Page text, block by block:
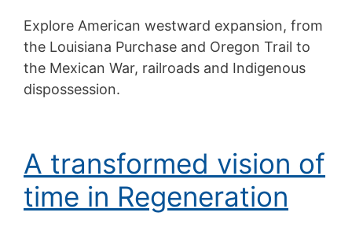
Explore American westward expansion, from
the Louisiana Purchase and Oregon Trail to
the Mexican War, railroads and Indigenous
dispossession.
A transformed vision of
time in Regeneration